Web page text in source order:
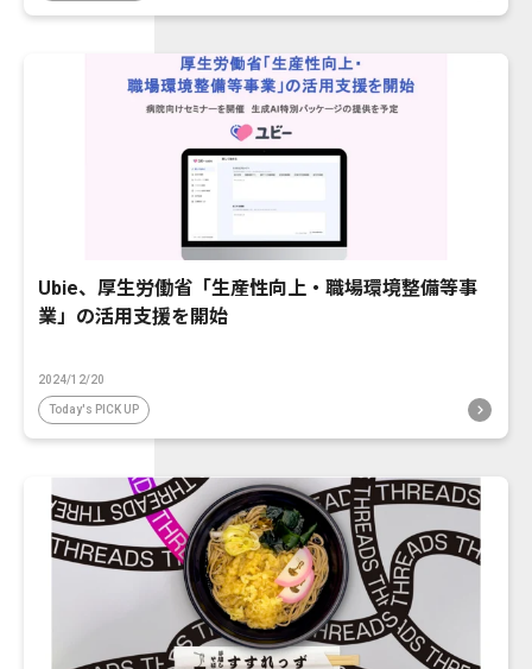
Ubie、厚生労働省「生産性向上・職場環境整備等事
業」の活用支援を開始
2024/12/20
Today's PICK UP